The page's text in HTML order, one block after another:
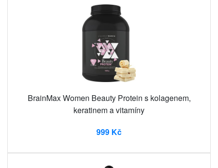
BrainMax Women Beauty Protein s kolagenem,
keratinem a vitamíny
999 Kč